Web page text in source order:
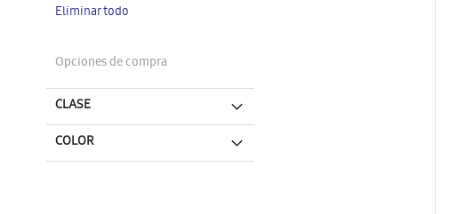
artículo
Eliminar todo
Opciones de compra
CLASE
COLOR